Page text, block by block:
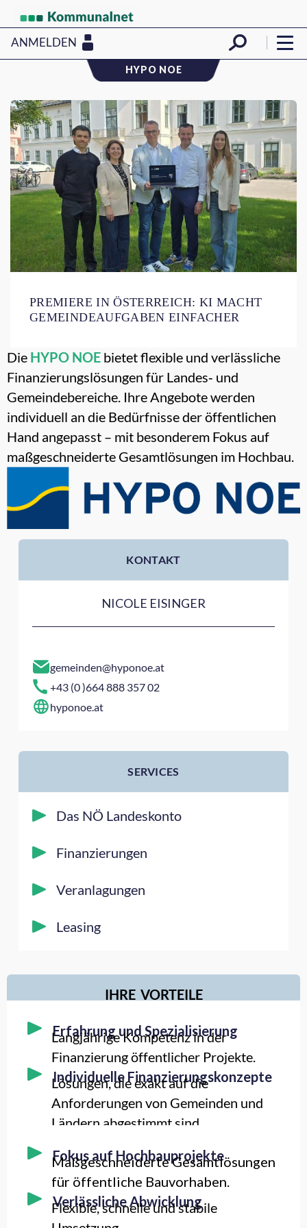
ANMELDEN
HYPO NOE
PREMIERE IN ÖSTERREICH: KI MACHT
GEMEINDEAUFGABEN EINFACHER
Die HYPO NOE bietet flexible und verlässliche
Finanzierungslösungen für Landes‑ und
Gemeindebereiche. Ihre Angebote werden
individuell an die Bedürfnisse der öffentlichen
Hand angepasst – mit besonderem Fokus auf
maßgeschneiderte Gesamtlösungen im Hochbau.
KONTAKT
NICOLE EISINGER
gemeinden@hyponoe.at
+43 (0 )664 888 357 02
hyponoe.at
SERVICES
Das NÖ Landeskonto
Finanzierungen
Veranlagungen
Leasing
IHRE VORTEILE
Erfahrung und Spezialisierung
Langjährige Kompetenz in der
Finanzierung öffentlicher Projekte.
Individuelle Finanzierungskonzepte
Lösungen, die exakt auf die
Anforderungen von Gemeinden und
Ländern abgestimmt sind.
Fokus auf Hochbauprojekte
Maßgeschneiderte Gesamtlösungen
für öffentliche Bauvorhaben.
Verlässliche Abwicklung
Flexible, schnelle und stabile